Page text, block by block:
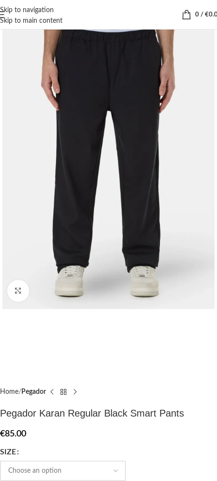
Skip to navigation
Skip to main content
0 / €
Home Pegador​
Pegador Karan Regular Black Smart Pants
€85.00
SIZE